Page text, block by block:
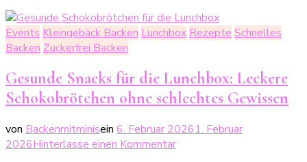
Müsliriegel
ohne
Backen
Events Kleingebäck Backen Lunchbox Rezepte Schnelles
Backen Zuckerfrei Backen
Gesunde Snacks für die Lunchbox: Leckere
Schokobrötchen ohne schlechtes Gewissen
von Backenmitminisein 6. Februar 20261. Februar
2026Hinterlasse einen Kommentarzu